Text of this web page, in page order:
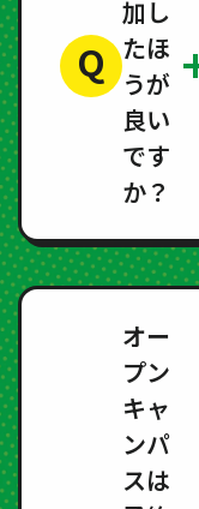
Q
加し
たほ
うが
良い
です
か？
オー
プン
キャ
ンパ
スは